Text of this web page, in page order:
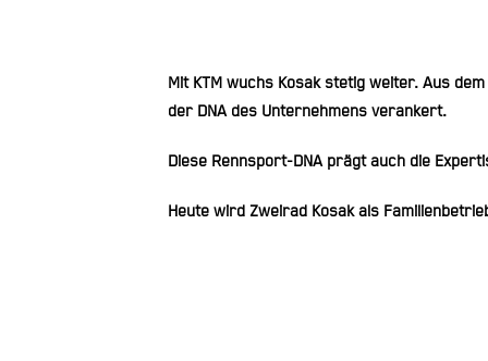
Mit KTM wuchs Kosak stetig weiter. Aus
der DNA des Unternehmens verankert.
Diese Rennsport-DNA prägt auch die
Heute wird Zweirad Kosak als